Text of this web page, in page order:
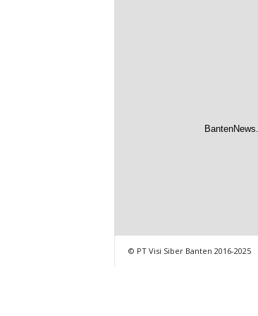
© PT Visi Siber Banten 2016-2025